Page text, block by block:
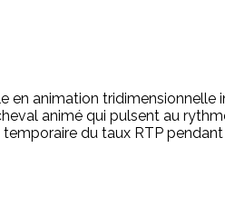
en animation tridimensionnelle
animé qui pulsent au
du taux RTP